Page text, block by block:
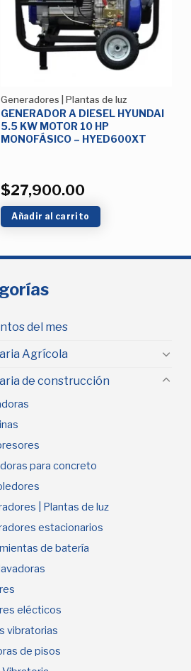
Generadores | Plantas de luz
GENERADOR A DIESEL HYUNDAI
5.5 KW MOTOR 10 HP
MONOFÁSICO – HYED600XT
$27,900.00
Añadir al carrito
del mes
Agrícola
de construcción
para concreto
| Plantas de luz
estacionarios
de batería
elécticos
vibratorias
de pisos